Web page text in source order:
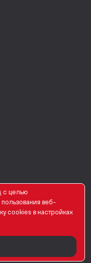
с целью
веб-
сookies в настройках